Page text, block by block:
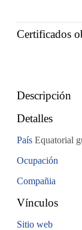
Certificados
Descripción
Detalles
País Equatorial
Ocupación
Compañia
Vínculos
Sitio web